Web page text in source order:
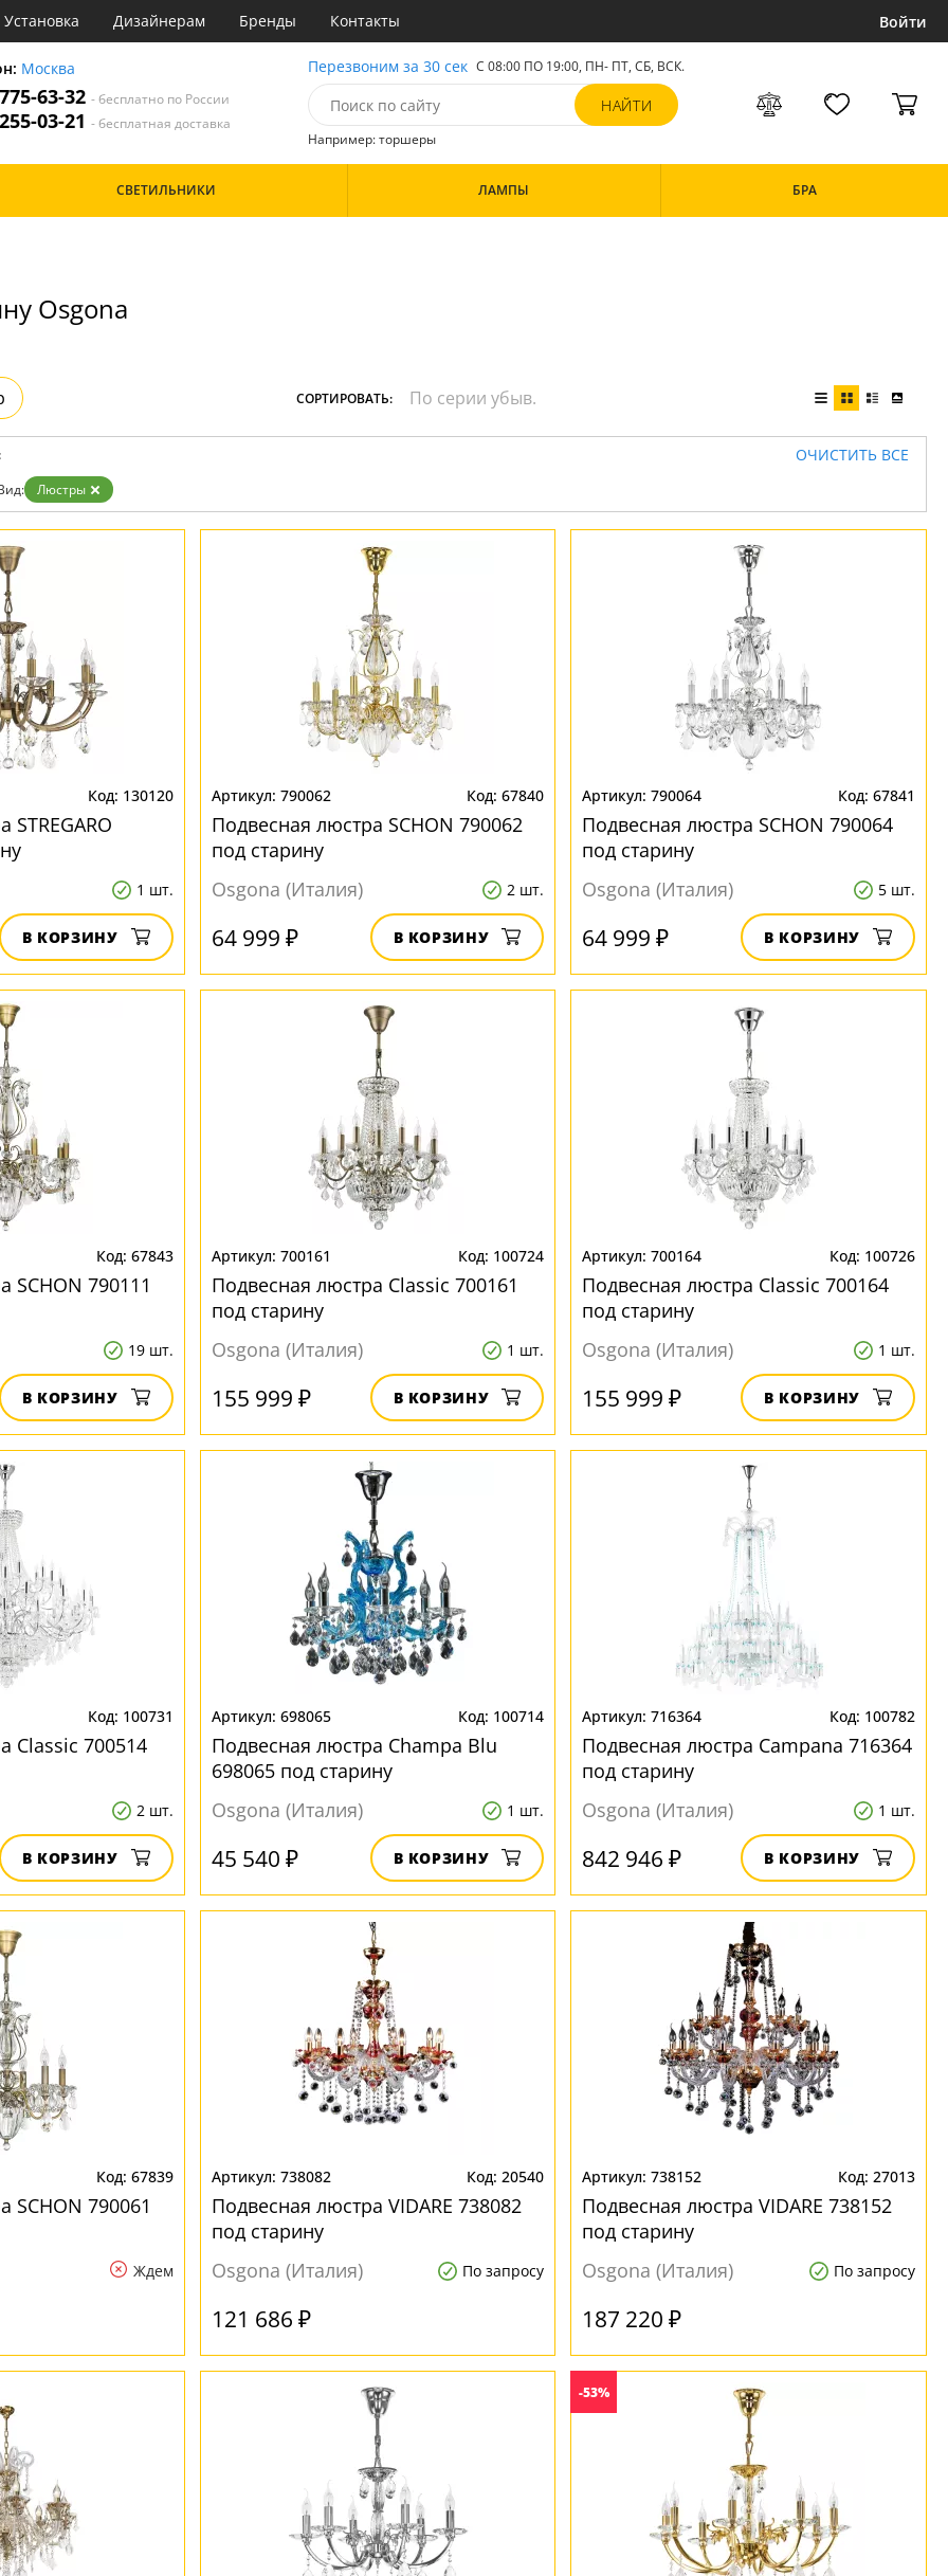
Установка Дизайнерам Бренды Контакты Войти
Москва
63-32 - бесплатно по России
03-21 - бесплатная доставка
Перезвоним за 30 сек С 08:00 ПО 19:00, ПН- ПТ,СБ, ВСК.
Например: торшеры
Черные
СВЕТИЛЬНИКИ ЛАМПЫ БРА
Osgona
СОРТИРОВАТЬ:
ОЧИСТИТЬ ВСЕ
Люстры
130120
STREGARO
1 шт.
В КОРЗИНУ
790062 67840
Подвесная люстра SCHON 790062
под старину
Osgona (Италия)
2 шт.
64 999 ₽ В КОРЗИНУ
790064 67841
Подвесная люстра SCHON 790064
под старину
Osgona (Италия)
5 шт.
64 999 ₽ В КОРЗИНУ
67843
SCHON 790111
19 шт.
В КОРЗИНУ
700161 100724
Подвесная люстра Classic 700161
под старину
Osgona (Италия)
1 шт.
155 999 ₽ В КОРЗИНУ
700164 100726
Подвесная люстра Classic 700164
под старину
Osgona (Италия)
1 шт.
155 999 ₽ В КОРЗИНУ
100731
Classic 700514
2 шт.
В КОРЗИНУ
698065 100714
Подвесная люстра Champa Blu
698065 под старину
Osgona (Италия)
1 шт.
45 540 ₽ В КОРЗИНУ
716364 100782
Подвесная люстра Campana 716364
под старину
Osgona (Италия)
1 шт.
842 946 ₽ В КОРЗИНУ
67839
SCHON 790061
Ждем
738082 20540
Подвесная люстра VIDARE 738082
под старину
Osgona (Италия)
По запросу
121 686 ₽
738152 27013
Подвесная люстра VIDARE 738152
под старину
Osgona (Италия)
По запросу
187 220 ₽
-53%